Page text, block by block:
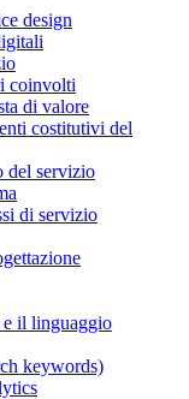
design
coinvolti
di valore
costitutivi del
del servizio
di servizio
e il linguaggio
keywords)